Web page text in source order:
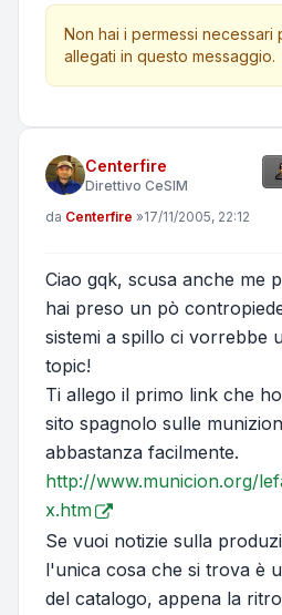
Non hai i permessi
allegati in questo messaggio.
Centerfire
Direttivo CeSIM
Messaggio
da Centerfire »17/11/2005, 22:12
Ciao gqk, scusa anche me
hai preso un pò
sistemi a spillo ci vorrebbe
topic!
Ti allego il primo link che
sito spagnolo sulle
abbastanza facilmente.
http://www.municion.org/
x.htm
Se vuoi notizie sulla
l'unica cosa che si trova è
del catalogo, appena la